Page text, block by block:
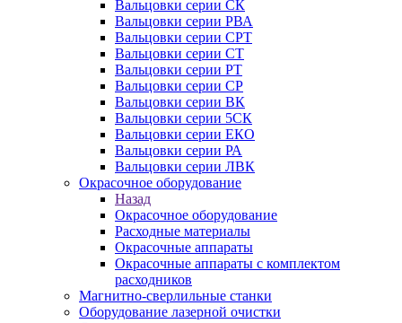
Вальцовки серии СК
Вальцовки серии РВА
Вальцовки серии СРТ
Вальцовки серии СТ
Вальцовки серии РТ
Вальцовки серии СР
Вальцовки серии ВК
Вальцовки серии 5СК
Вальцовки серии ЕКО
Вальцовки серии РА
Вальцовки серии ЛВК
Окрасочное оборудование
Назад
Окрасочное оборудование
Расходные материалы
Окрасочные аппараты
Окрасочные аппараты с комплектом
расходников
Магнитно-сверлильные станки
Оборудование лазерной очистки